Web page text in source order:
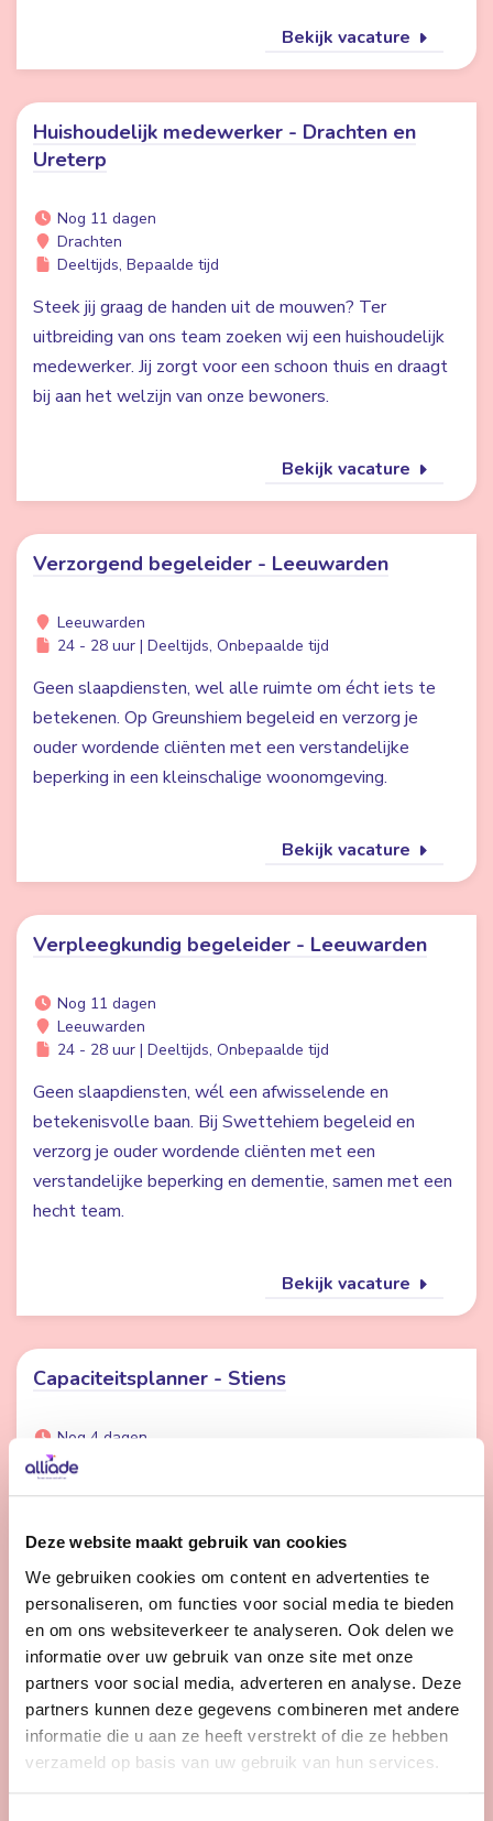
Deze website maakt gebruik van cookies
We gebruiken cookies om content en advertenties te
personaliseren, om functies voor social media te bieden
en om ons websiteverkeer te analyseren. Ook delen we
informatie over uw gebruik van onze site met onze
partners voor social media, adverteren en analyse. Deze
partners kunnen deze gegevens combineren met andere
informatie die u aan ze heeft verstrekt of die ze hebben
verzameld op basis van uw gebruik van hun services.
Bekijk vacature
Huishoudelijk medewerker - Drachten en
Ureterp
Nog 11 dagen
Drachten
Deeltijds, Bepaalde tijd
Steek jij graag de handen uit de mouwen? Ter
uitbreiding van ons team zoeken wij een huishoudelijk
medewerker. Jij zorgt voor een schoon thuis en draagt
bij aan het welzijn van onze bewoners.
Bekijk vacature
Verzorgend begeleider - Leeuwarden
Leeuwarden
24 - 28 uur | Deeltijds, Onbepaalde tijd
Geen slaapdiensten, wel alle ruimte om écht iets te
betekenen. Op Greunshiem begeleid en verzorg je
ouder wordende cliënten met een verstandelijke
beperking in een kleinschalige woonomgeving.
Bekijk vacature
Verpleegkundig begeleider - Leeuwarden
Nog 11 dagen
Leeuwarden
24 - 28 uur | Deeltijds, Onbepaalde tijd
Geen slaapdiensten, wél een afwisselende en
betekenisvolle baan. Bij Swettehiem begeleid en
verzorg je ouder wordende cliënten met een
verstandelijke beperking en dementie, samen met een
hecht team.
Bekijk vacature
Capaciteitsplanner - Stiens
Nog 4 dagen
Stiens
28 - 32 uur | Voltijds, Onbepaalde tijd
een stap verder dan de dagelijkse praktijk?
Bekijk vacature
Persoonlijke Begeleider complexe zorg -
Stiens